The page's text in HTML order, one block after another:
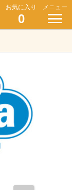
お気に入り
0
メニュー